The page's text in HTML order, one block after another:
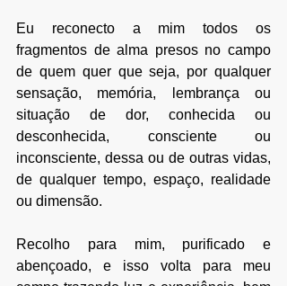
Eu reconecto a mim todos os
fragmentos de alma presos no campo
de quem quer que seja, por qualquer
sensação, memória, lembrança ou
situação de dor, conhecida ou
desconhecida, consciente ou
inconsciente, dessa ou de outras vidas,
de qualquer tempo, espaço, realidade
ou dimensão.
Recolho para mim, purificado e
abençoado, e isso volta para meu